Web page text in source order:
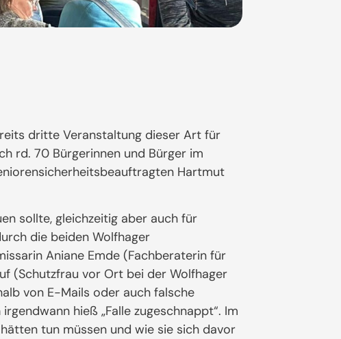
dritte Veranstaltung dieser Art für
rd. 70 Bürgerinnen und Bürger im
Hartmut
sollte, gleichzeitig aber auch für
die beiden Wolfhager
Aniane Emde (Fachberaterin für
(Schutzfrau vor Ort bei der Wolfhager
von E-Mails oder auch falsche
hieß „Falle zugeschnappt“. Im
tun müssen und wie sie sich davor